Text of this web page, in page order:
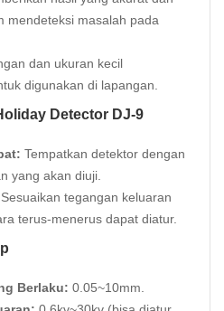
mendeteksi masalah pada
dan ukuran kecil
digunakan di lapangan.
Detector DJ-9
Tempatkan detektor dengan
yang akan diuji.
Sesuaikan tegangan keluaran
terus-menerus dapat diatur.
Berlaku: 0.05~10mm.